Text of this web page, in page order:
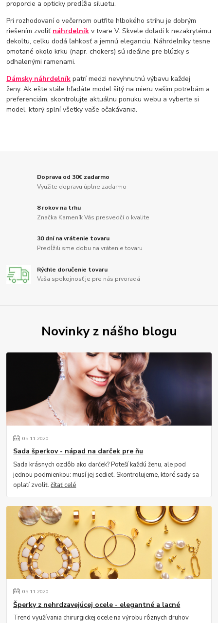
proporcie a opticky predĺžia siluetu.
Pri rozhodovaní o večernom outfite hlbokého strihu je dobrým
riešením zvoliť náhrdelník v tvare V. Skvele doladí k nezakrytému
dekoltu, celku dodá ľahkosť a jemnú eleganciu. Náhrdelníky tesne
omotané okolo krku (napr. chokers) sú ideálne pre blúzky s
odhalenými ramenami.
Dámsky náhrdelník patrí medzi nevyhnutnú výbavu každej
ženy. Ak ešte stále hľadáte model šitý na mieru vašim potrebám a
preferenciám, skontrolujte aktuálnu ponuku webu a vyberte si
model, ktorý splní všetky vaše očakávania.
Doprava od 30€ zadarmo
Využite dopravu úplne zadarmo
8 rokov na trhu
Značka Kameník Vás presvedčí o kvalite
30 dní na vrátenie tovaru
Predĺžili sme dobu na vrátenie tovaru
Rýchle doručenie tovaru
Vaša spokojnosť je pre nás prvoradá
Novinky z nášho blogu
05.11.2020
Sada šperkov - nápad na darček pre ňu
Sada krásnych ozdôb ako darček? Poteší každú ženu, ale pod
jednou podmienkou: musí jej sedieť. Skontrolujeme, ktoré sady sa
oplatí zvoliť.čítať celé
05.11.2020
Šperky z nehrdzavejúcej ocele - elegantné a lacné
Trend využívania chirurgickej ocele na výrobu rôznych druhov